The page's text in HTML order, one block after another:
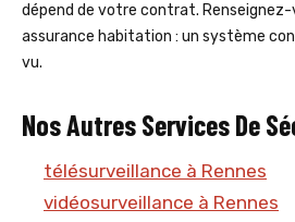
dépend de votre contrat.
assurance habitation : un système
vu.
Nos Autres Services De
télésurveillance à Rennes
vidéosurveillance à Rennes